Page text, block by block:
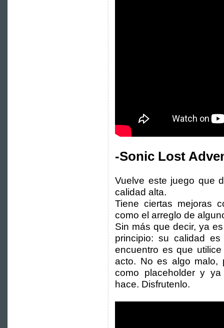
-Sonic Lost
Vuelve este juego que
calidad alta.
Tiene ciertas mejoras
como el arreglo de
Sin más que decir, ya
principio: su calidad
encuentro es que
acto. No es algo malo,
como placeholder y
hace. Disfrutenlo.